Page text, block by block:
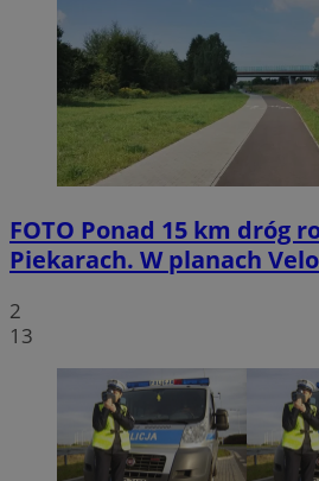
FOTO Ponad 15 km dróg
Piekarach. W planach
2
13